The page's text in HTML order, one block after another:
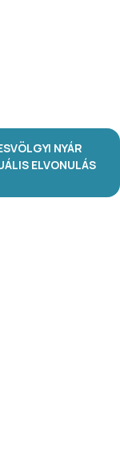
NYÁR
ELVONULÁS